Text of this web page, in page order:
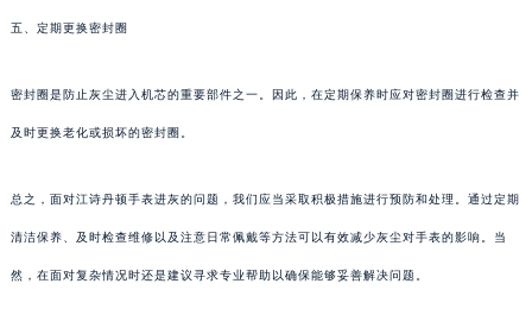
五、定期更换密封圈
密封圈是防止灰尘进入机芯的重要部件之一。因此，在定期保养时应对密封圈进行检查并
及时更换老化或损坏的密封圈。
总之，面对江诗丹顿手表进灰的问题，我们应当采取积极措施进行预防和处理。通过定期
清洁保养、及时检查维修以及注意日常佩戴等方法可以有效减少灰尘对手表的影响。当
然，在面对复杂情况时还是建议寻求专业帮助以确保能够妥善解决问题。